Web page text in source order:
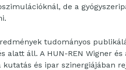
de a
tudományos
alatt áll. A HUN-REN Wigner
és ipar szinergiájában